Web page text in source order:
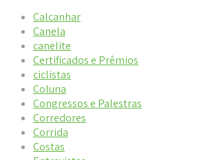
Calcanhar
Canela
canelite
Certificados e Prêmios
ciclistas
Coluna
Congressos e Palestras
Corredores
Corrida
Costas